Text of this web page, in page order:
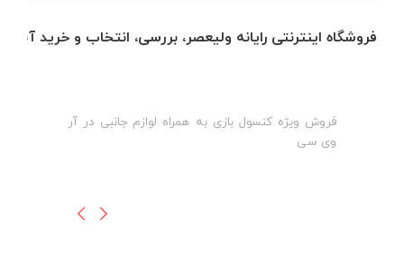
فروشگاه اینترنتی رایانه ولیعصر، بررسی، انتخاب و خرید
فروش ویژه کنسول بازی به همراه لوازم جانبی در آر
وی سی